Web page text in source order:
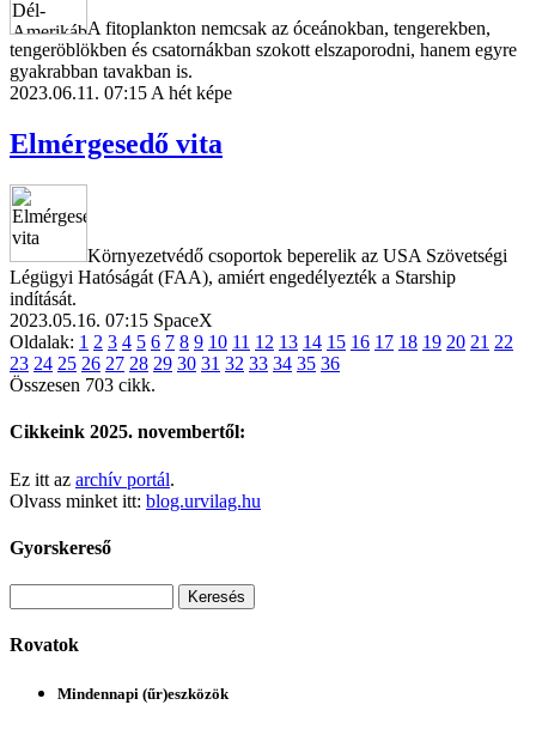
A fitoplankton nemcsak az óceánokban, tengerekben,
tengeröblökben és csatornákban szokott elszaporodni, hanem egyre
gyakrabban tavakban is.
2023.06.11. 07:15 A hét képe
Elmérgesedő vita
Környezetvédő csoportok beperelik az USA Szövetségi
Légügyi Hatóságát (FAA), amiért engedélyezték a Starship
indítását.
2023.05.16. 07:15 SpaceX
Oldalak: 1 2 3 4 5 6 7 8 9 10 11 12 13 14 15 16 17 18 19 20 21 22
23 24 25 26 27 28 29 30 31 32 33 34 35 36
Összesen 703 cikk.
Cikkeink 2025. novembertől:
Ez itt az archív portál.
Olvass minket itt: blog.urvilag.hu
Gyorskereső
Rovatok
Mindennapi (űr)eszközök